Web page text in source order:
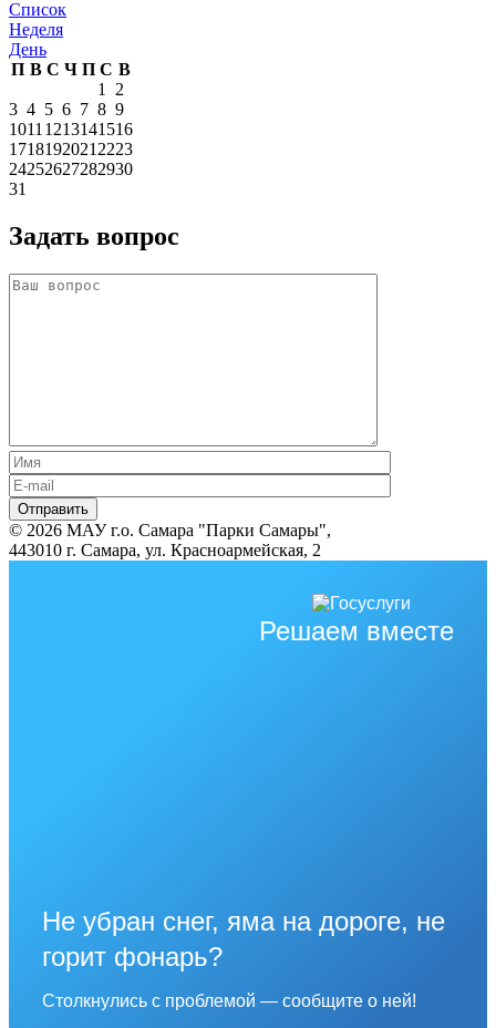
Список
Неделя
День
П В С Ч П С В
1
2
3 4 5 6 7 8 9
1011 1213141516
1718192021 2223
24252627282930
31
Задать вопрос
© 2026 МАУ г.о. Самара "Парки Самары",
443010 г. Самара, ул. Красноармейская, 2
Решаем вместе
Не убран снег, яма на дороге, не
горит фонарь?
Столкнулись с проблемой — сообщите о ней!